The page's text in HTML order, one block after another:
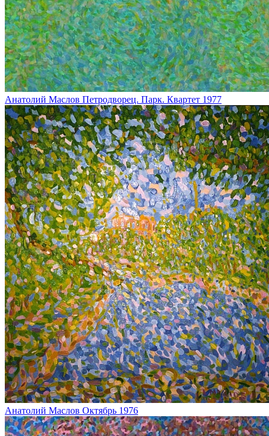
Анатолий Маслов Петродворец. Парк. Квартет 1977
Анатолий Маслов Октябрь 1976